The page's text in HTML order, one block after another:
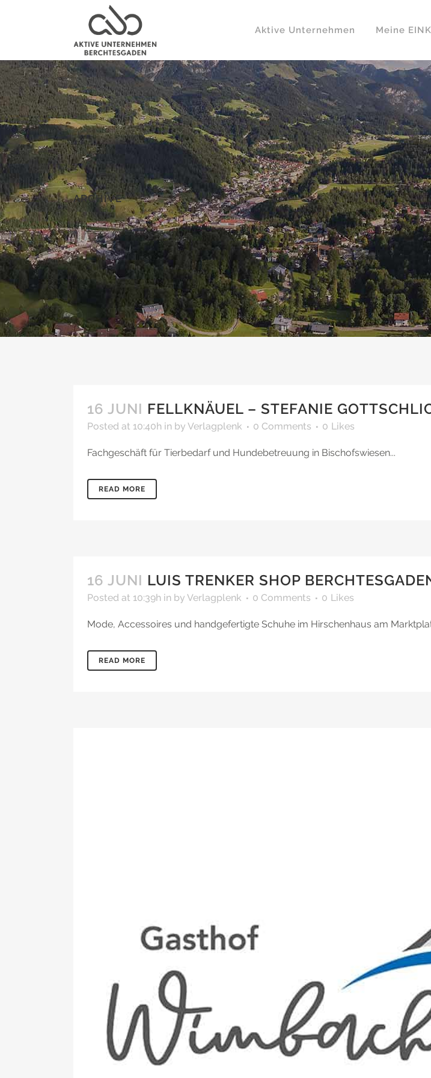
Aktive Unternehmen Meine
ARCHIVE
16 JUNI FELLKNÄUEL – STEFANIE
Posted at 10:40h in by Verlagplenk 0 Comments 0 Likes
Fachgeschäft für Tierbedarf und Hundebetreuung in Bischofswiesen...
READ MORE
16 JUNI LUIS TRENKER SHOP
Posted at 10:39h in by Verlagplenk 0 Comments 0 Likes
Mode, Accessoires und handgefertigte Schuhe im Hirschenhaus am
READ MORE